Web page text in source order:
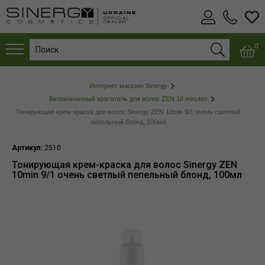
0
Интернет магазин Sinergy
Безаммиачный краситель для волос ZEN 10 minutes
Тонирующая крем-краска для волос Sinergy ZEN 10min 9/1 очень светлый
пепельный блонд, 100мл
Артикул: 2510
Тонирующая крем-краска для волос Sinergy ZEN
10min 9/1 очень светлый пепельный блонд, 100мл